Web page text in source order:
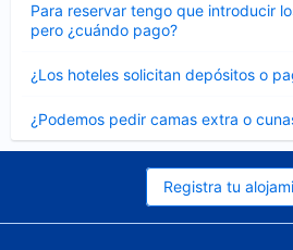
Para reservar tengo que introducir
pero ¿cuándo pago?
cerrado
¿Los hoteles solicitan depósitos o
cerrado
¿Podemos pedir camas extra o
cerrado
Registra tu